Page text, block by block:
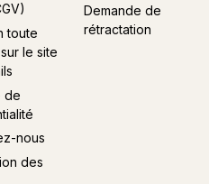
toute
le site
de
nous
des
Demande de
rétractation